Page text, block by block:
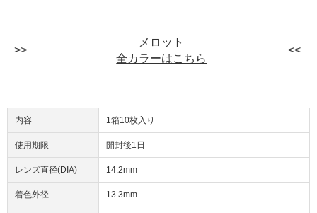
メロット
全カラーはこちら
内容 1箱10枚入り
使用期限 開封後1日
レンズ直径(DIA) 14.2mm
着色外径 13.3mm